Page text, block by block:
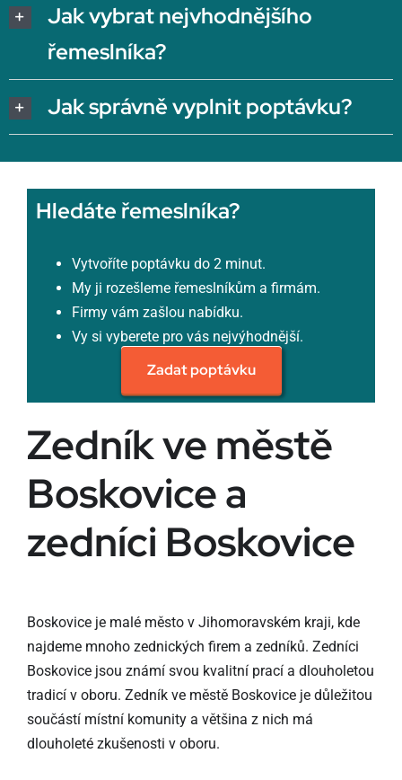
Jak vybrat nejvhodnějšího
řemeslníka?
Jak správně vyplnit poptávku?
Hledáte řemeslníka?
Vytvoříte poptávku do 2 minut.
My ji rozešleme řemeslníkům a firmám.
Firmy vám zašlou nabídku.
Vy si vyberete pro vás nejvýhodnější.
Zadat poptávku
Zedník ve městě
Boskovice a
zedníci Boskovice
Boskovice je malé město v Jihomoravském kraji, kde
najdeme mnoho zednických firem a zedníků. Zedníci
Boskovice jsou známí svou kvalitní prací a dlouholetou
tradicí v oboru. Zedník ve městě Boskovice je důležitou
součástí místní komunity a většina z nich má
dlouholeté zkušenosti v oboru.